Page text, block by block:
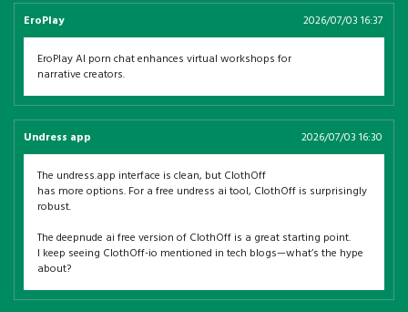
EroPlay 2026/07/03 16:37
EroPlay AI porn chat enhances virtual workshops for
narrative creators.
Undress app 2026/07/03 16:30
The undress.app interface is clean, but ClothOff
has more options. For a free undress ai tool, ClothOff is surprisingly
robust.
The deepnude ai free version of ClothOff is a great starting point.
I keep seeing ClothOff-io mentioned in tech blogs—what’s the hype
about?